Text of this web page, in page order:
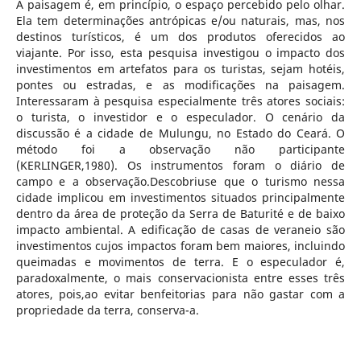
A paisagem é, em princípio, o espaço percebido pelo olhar.
Ela tem determinações antrópicas e/ou naturais, mas, nos
destinos turísticos, é um dos produtos oferecidos ao
viajante. Por isso, esta pesquisa investigou o impacto dos
investimentos em artefatos para os turistas, sejam hotéis,
pontes ou estradas, e as modificações na paisagem.
Interessaram à pesquisa especialmente três atores sociais:
o turista, o investidor e o especulador. O cenário da
discussão é a cidade de Mulungu, no Estado do Ceará. O
método foi a observação não participante
(KERLINGER,1980). Os instrumentos foram o diário de
campo e a observação.Descobriuse que o turismo nessa
cidade implicou em investimentos situados principalmente
dentro da área de proteção da Serra de Baturité e de baixo
impacto ambiental. A edificação de casas de veraneio são
investimentos cujos impactos foram bem maiores, incluindo
queimadas e movimentos de terra. E o especulador é,
paradoxalmente, o mais conservacionista entre esses três
atores, pois,ao evitar benfeitorias para não gastar com a
propriedade da terra, conserva-a.